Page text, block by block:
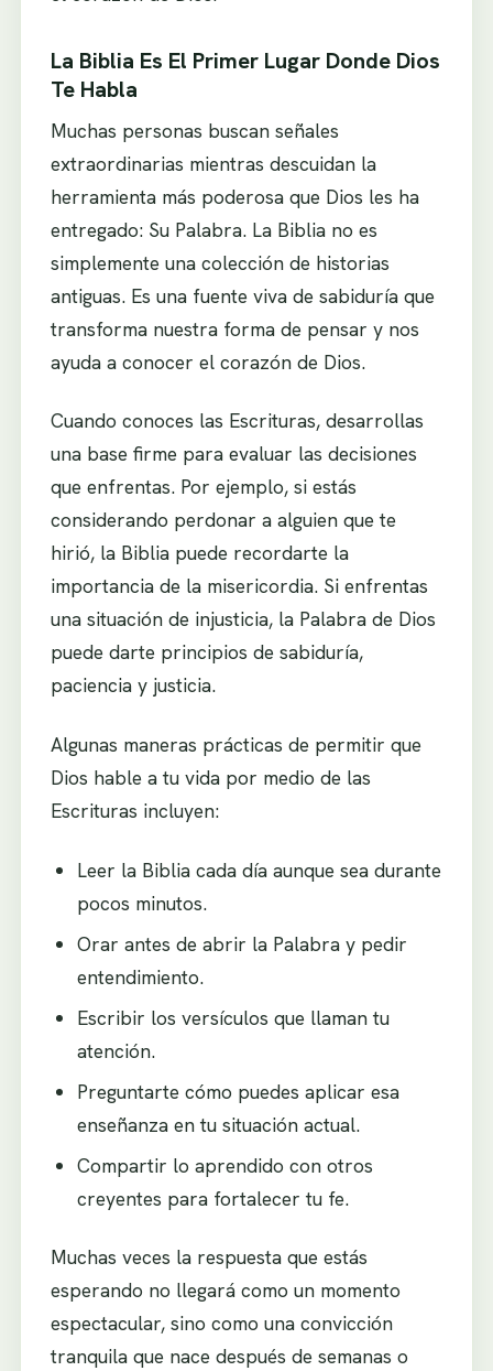
La Biblia Es El Primer Lugar Donde Dios
Te Habla
Muchas personas buscan señales
extraordinarias mientras descuidan la
herramienta más poderosa que Dios les ha
entregado: Su Palabra. La Biblia no es
simplemente una colección de historias
antiguas. Es una fuente viva de sabiduría que
transforma nuestra forma de pensar y nos
ayuda a conocer el corazón de Dios.
Cuando conoces las Escrituras, desarrollas
una base firme para evaluar las decisiones
que enfrentas. Por ejemplo, si estás
considerando perdonar a alguien que te
hirió, la Biblia puede recordarte la
importancia de la misericordia. Si enfrentas
una situación de injusticia, la Palabra de Dios
puede darte principios de sabiduría,
paciencia y justicia.
Algunas maneras prácticas de permitir que
Dios hable a tu vida por medio de las
Escrituras incluyen:
Leer la Biblia cada día aunque sea durante
pocos minutos.
Orar antes de abrir la Palabra y pedir
entendimiento.
Escribir los versículos que llaman tu
atención.
Preguntarte cómo puedes aplicar esa
enseñanza en tu situación actual.
Compartir lo aprendido con otros
creyentes para fortalecer tu fe.
Muchas veces la respuesta que estás
esperando no llegará como un momento
espectacular, sino como una convicción
tranquila que nace después de semanas o